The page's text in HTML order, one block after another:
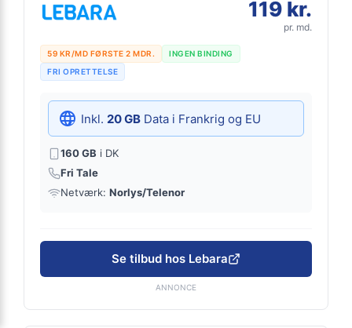
119 kr.
pr. md.
59 KR/MD FØRSTE 2 MDR.
INGEN BINDING
FRI OPRETTELSE
Inkl. 20 GB Data i Frankrig og EU
160 GB i DK
Fri Tale
Netværk: Norlys/Telenor
Se tilbud hos Lebara
ANNONCE